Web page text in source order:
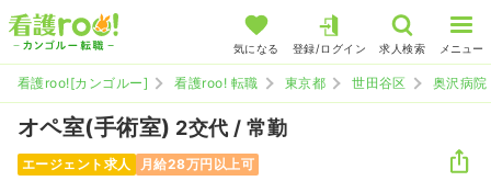
気になる 登録/ログイン 求人検索 メニュー
看護roo![カンゴルー] 看護roo! 転職 東京都 世田谷区 奥沢病院
オペ室(手術室) 2交代 / 常勤
エージェント求人 月給28万円以上可